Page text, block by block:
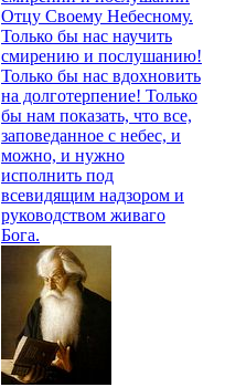
Отцу Своему Небесному.
Только бы нас научить
смирению и послушанию!
Только бы нас вдохновить
на долготерпение! Только
бы нам показать, что все,
заповеданное с небес, и
можно, и нужно
исполнить под
всевидящим надзором и
руководством живаго
Бога.